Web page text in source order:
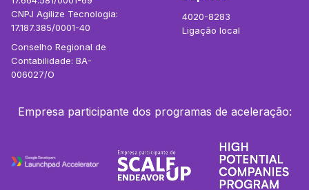
CNPJ Agilize Tecnologia:
17.187.385/0001-40
Conselho Regional de
Contabilidade: BA-
006027/O
4020-8283
Ligação local
Empresa participante dos programas de aceleração: